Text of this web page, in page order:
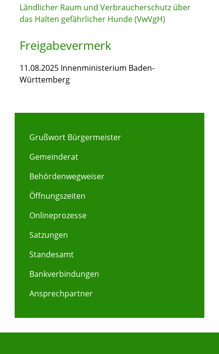
Ländlicher Raum und Verbraucherschutz über
das Halten gefährlicher Hunde (VwVgH)
Freigabevermerk
11.08.2025 Innenministerium Baden-
Württemberg
Grußwort Bürgermeister
Gemeinderat
Behördenwegweiser
Öffnungszeiten
Onlineprozesse
Satzungen
Standesamt
Bankverbindungen
Ansprechpartner